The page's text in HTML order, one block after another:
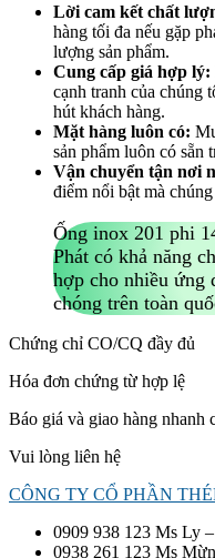
Lời cam kết chất
hàng tối đa nếu gặp
lượng sản phẩm.
Cung cấp giá hợp lý:
cạnh tranh của chúng
hút khách hàng.
Mặt hàng luôn có:
sản phẩm luôn có sẵn
Vận chuyển tận nơi
điểm nổi bật mà
Ống inox 201 phi
Phát có khả năng
hợp cho nhiều ứng
chóng trên toàn
Chứng chỉ CO/CQ đầy đủ
Hóa đơn chứng từ hợp lệ
Báo giá và giao hàng nhanh
Vui lòng liên hệ
CÔNG TY CỔ PHẦN
0909 938 123 Ms Ly
0938 261 123 Ms